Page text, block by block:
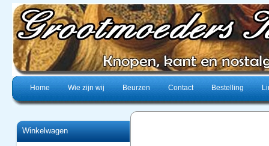
Home Wie zijn wij Beurzen Contact Bestelling
Winkelwagen